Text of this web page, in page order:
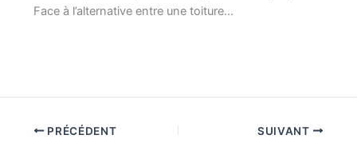
Face à l’alternative entre une toiture…
PRÉCÉDENT SUIVANT